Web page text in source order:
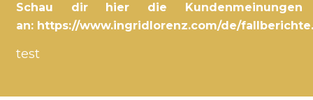
Schau dir hier die Kundenmeinungen
an: https://www.ingridlorenz.com/de/
test